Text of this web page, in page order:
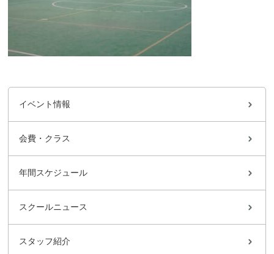
イベント情報
会費・クラス
年間スケジュール
スクールニュース
スタッフ紹介